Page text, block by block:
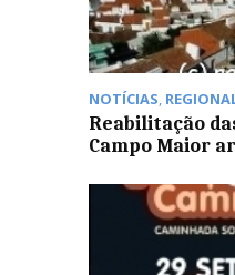
NOTÍCIAS,
Reabilitação
Campo Maior